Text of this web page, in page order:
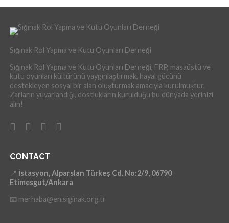
Sığınak Rol Yapma ve Kutu Oyunları Derneği
Sığınak Rol Yapma ve Kutu Oyunları Derneği, FRP, masaüstü ve
kutu oyunları kültürünü yaygınlaştırmak, hayal gücünü
destekleyen sosyal bir alan oluşturmak amacıyla kurulmuştur.
Zarların yuvarlandığı, dostlukların kurulduğu bu dünyada yerinizi
alın!
CONTACT
📍 İstasyon, Alparslan Türkeş Cd. No:2/9, 06790
Etimesgut/Ankara
📧 merhaba@en.siginak.org.tr